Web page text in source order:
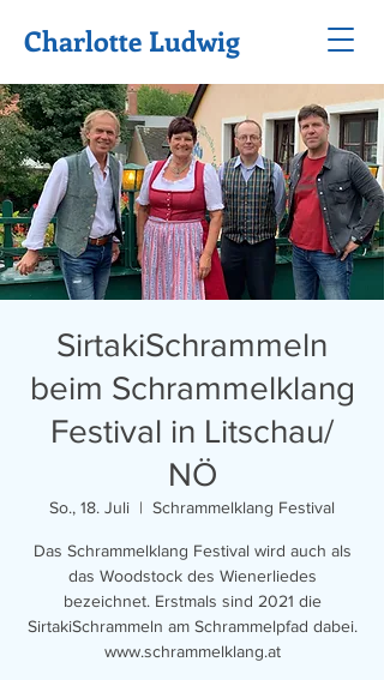
Charlotte Ludwig
SirtakiSchrammeln
beim Schrammelklang
Festival in Litschau/
NÖ
So., 18. Juli
  |
Schrammelklang Festival
Das Schrammelklang Festival wird auch als
das Woodstock des Wienerliedes
bezeichnet. Erstmals sind 2021 die
SirtakiSchrammeln am Schrammelpfad dabei.
www.schrammelklang.at